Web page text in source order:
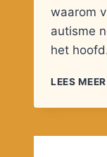
waarom
autisme
het
LEES MEER